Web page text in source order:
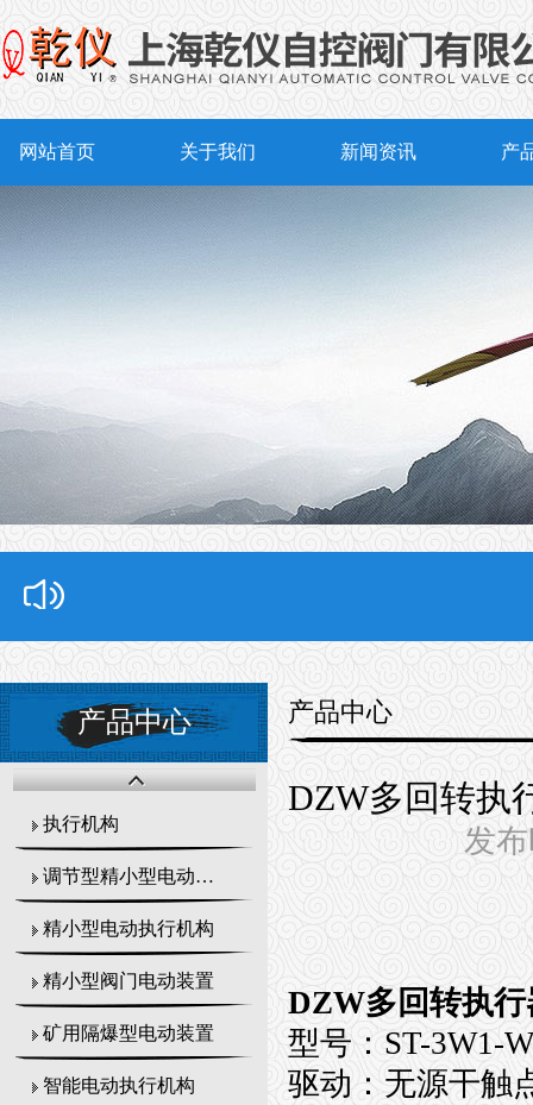
网站首页 关于我们 新闻资讯 产
产品中心
执行机构
调节型精小型电动执行器
精小型电动执行机构
精小型阀门电动装置
矿用隔爆型电动装置
智能电动执行机构
产品中心
DZW多回转执
发
DZW多回转执
型号：ST-3W1-
驱动：无源干触